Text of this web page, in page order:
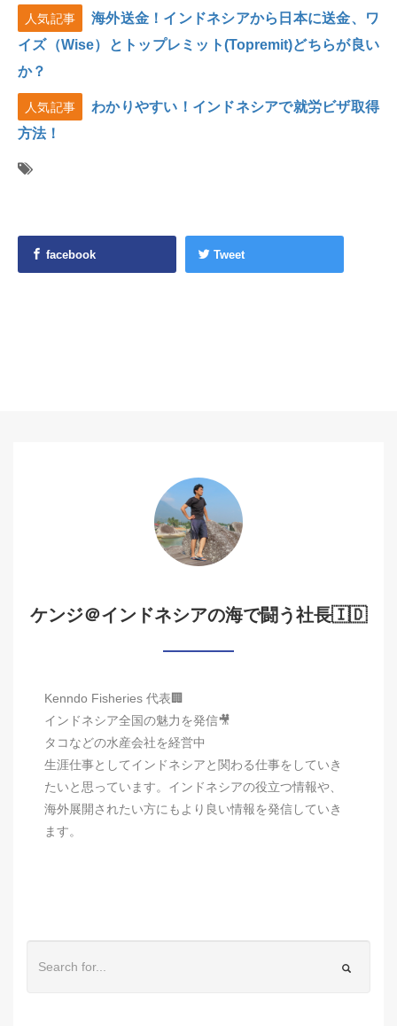
人気記事
海外送金！インドネシアから日本に送金、ワ
イズ（Wise）とトップレミット(Topremit)どちらが良い
か？
人気記事
わかりやすい！インドネシアで就労ビザ取得
方法！
facebook Tweet
ケンジ＠インドネシアの海で闘う社長🇮🇩
Kenndo Fisheries 代表🏢
インドネシア全国の魅力を発信🎥
タコなどの水産会社を経営中
生涯仕事としてインドネシアと関わる仕事をしていき
たいと思っています。インドネシアの役立つ情報や、
海外展開されたい方にもより良い情報を発信していき
ます。